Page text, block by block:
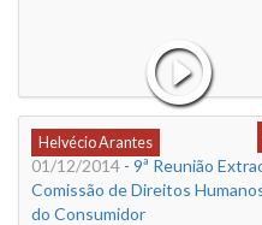
Helvécio Arantes
01/12/2014 - 9ª Reunião
Comissão de Direitos
do Consumidor